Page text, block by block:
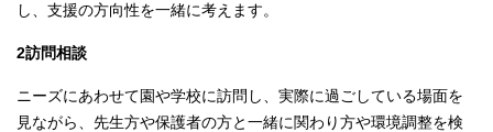
し、支援の方向性を一緒に考えます。
2訪問相談
ニーズにあわせて園や学校に訪問し、実際に過ごしている場面を
見ながら、先生方や保護者の方と一緒に関わり方や環境調整を検